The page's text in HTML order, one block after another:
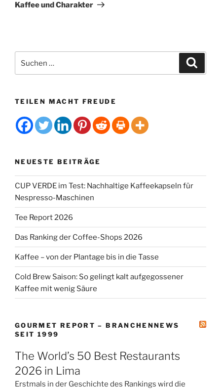
t
:
Beitrag
Kaffee und Charakter
nach:
TEILEN MACHT FREUDE
NEUESTE BEITRÄGE
CUP VERDE im Test: Nachhaltige Kaffeekapseln für
Nespresso-Maschinen
Tee Report 2026
Das Ranking der Coffee-Shops 2026
Kaffee – von der Plantage bis in die Tasse
Cold Brew Saison: So gelingt kalt aufgegossener
Kaffee mit wenig Säure
GOURMET REPORT – BRANCHENNEWS
SEIT 1999
The World’s 50 Best Restaurants
2026 in Lima
Erstmals in der Geschichte des Rankings wird die